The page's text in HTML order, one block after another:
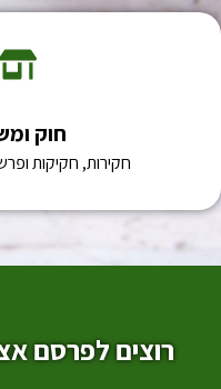
חוק
חקירות, חקיקות
רוצים לפרסם